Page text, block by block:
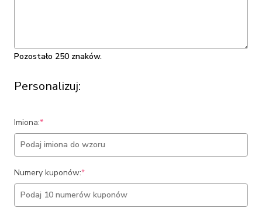
Pozostało 250 znaków.
Personalizuj:
Imiona:*(required)
Numery kuponów:*(required)